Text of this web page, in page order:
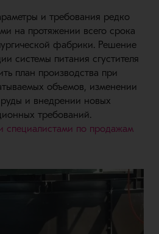
и требования редко
на протяжении всего срока
фабрики. Решение
системы питания сгустителя
план производства при
объемов, изменении
руды и внедрении новых
требований.
специалистами по продажам